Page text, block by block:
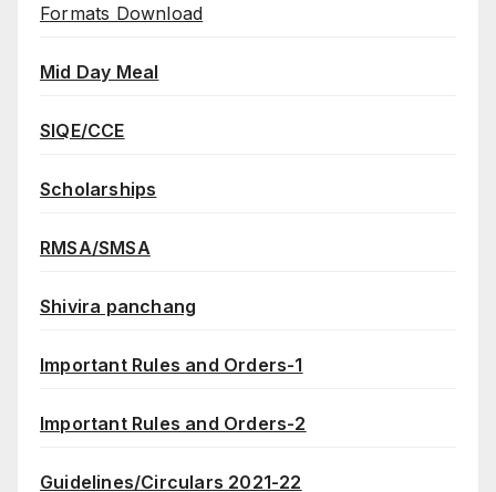
Formats Download
Mid Day Meal
SIQE/CCE
Scholarships
RMSA/SMSA
Shivira panchang
Important Rules and Orders-1
Important Rules and Orders-2
Guidelines/Circulars 2021-22